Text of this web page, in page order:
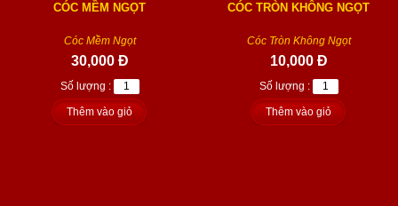
CÓC MỀM NGỌT
Cóc Mềm Ngọt
30,000 Đ
Số lượng :
Thêm vào giỏ
CÓC TRÒN KHÔNG NGỌT
Cóc Tròn Không Ngọt
10,000 Đ
Số lượng :
Thêm vào giỏ